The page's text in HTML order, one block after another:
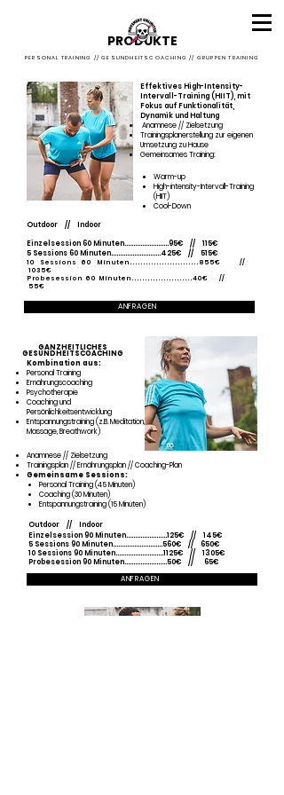
PRODUKTE
PERSONAL TRAINING // GESUNDHEITSCOACHING // GRUPPEN TRAINING
Effektives High-Intensity-
Intervall-Training (HIIT), mit
Fokus auf Funktionalität,
Dynamik und Haltung
Anamnese // Zielsetzung
Trainingsplanerstellung zur eigenen
Umsetzung zu Hause
Gemeinsames Training:
Warm-up
High-intensity-Intervall-Training
(HIIT)
Cool-Down
Outdoor // Indoor
Einzelsession 60 Minuten.........................95€ // 115€
5 Sessions 60 Minuten............................425€ // 515€
10 Sessions 60 Minuten..........................855€ //
1035€
Probesession 60 Minuten.......................40€ //
55€
ANFRAGEN
GANZHEITLICHES
GESUNDHEITSCOACHING
Kombination aus:
Personal Training
Ernährungscoaching
Psychotherapie
Coaching und
Persönlichkeitsentwicklung
Entspannungstraining (z.B. Meditation,
Massage, Breathwork)
Anamnese // Zielsetzung
Trainingsplan // Ernährungsplan // Coaching-Plan
Gemeinsame Sessions:
Personal Training (45 Minuten)
Coaching (30 Minuten)
Entspannungstraining (15 Minuten)
Outdoor // Indoor
Einzelsession 90 Minuten.......................125€ // 145€
5 Sessions 90 Minuten............................560€ // 650€
10 Sessions 90 Minuten...........................1125€ // 1305€
Probesession 90 Minuten........................50€ // 65€
ANFRAGEN